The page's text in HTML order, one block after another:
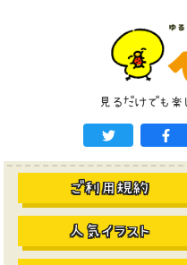
見るだけでも楽
ご利用規約
人気イラスト